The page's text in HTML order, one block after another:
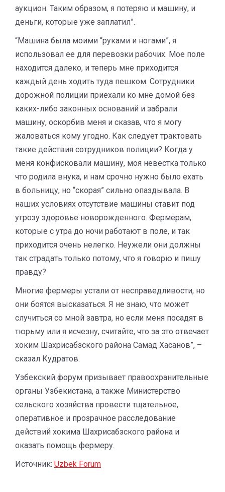
аукцион. Таким образом, я потеряю и машину, и
деньги, которые уже заплатил”.
“Машина была моими “руками и ногами”, я
использовал ее для перевозки рабочих. Мое поле
находится далеко, и теперь мне приходится
каждый день ходить туда пешком. Сотрудники
дорожной полиции приехали ко мне домой без
каких-либо законных оснований и забрали
машину, оскорбив меня и сказав, что я могу
жаловаться кому угодно. Как следует трактовать
такие действия сотрудников полиции? Когда у
меня конфисковали машину, моя невестка только
что родила внука, и нам срочно нужно было ехать
в больницу, но “скорая” сильно опаздывала. В
наших условиях отсутствие машины ставит под
угрозу здоровье новорожденного. Фермерам,
которые с утра до ночи работают в поле, и так
приходится очень нелегко. Неужели они должны
так страдать только потому, что я говорю и пишу
правду?
Многие фермеры устали от несправедливости, но
они боятся высказаться. Я не знаю, что может
случиться со мной завтра, но если меня посадят в
тюрьму или я исчезну, считайте, что за это отвечает
хоким Шахрисабзского района Самад Хасанов”, –
сказал Кудратов.
Узбекский форум призывает правоохранительные
органы Узбекистана, а также Министерство
сельского хозяйства провести тщательное,
оперативное и прозрачное расследование
действий хокима Шахрисабзского района и
оказать помощь фермеру.
Источник: Uzbek Forum